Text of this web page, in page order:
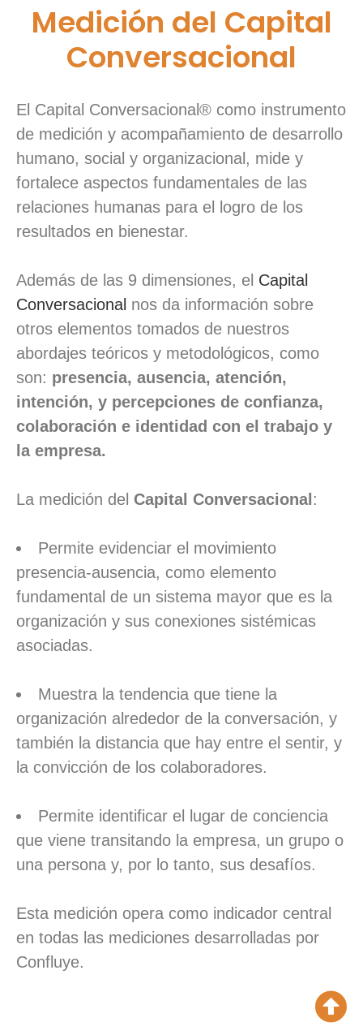
Medición del Capital
Conversacional
El Capital Conversacional® como instrumento
de medición y acompañamiento de desarrollo
humano, social y organizacional, mide y
fortalece aspectos fundamentales de las
relaciones humanas para el logro de los
resultados en bienestar.
Además de las 9 dimensiones, el Capital
Conversacional nos da información sobre
otros elementos tomados de nuestros
abordajes teóricos y metodológicos, como
son: presencia, ausencia, atención,
intención, y percepciones de confianza,
colaboración e identidad con el trabajo y
la empresa.
La medición del Capital Conversacional:
Permite evidenciar el movimiento
presencia-ausencia, como elemento
fundamental de un sistema mayor que es la
organización y sus conexiones sistémicas
asociadas.
Muestra la tendencia que tiene la
organización alrededor de la conversación, y
también la distancia que hay entre el sentir, y
la convicción de los colaboradores.
Permite identificar el lugar de conciencia
que viene transitando la empresa, un grupo o
una persona y, por lo tanto, sus desafíos.
Esta medición opera como indicador central
en todas las mediciones desarrolladas por
Confluye.